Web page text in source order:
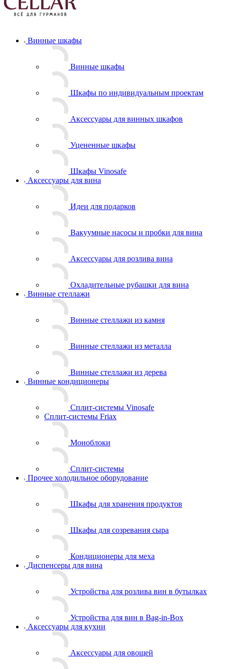
Винные шкафы
Винные шкафы
Шкафы по индивидуальным проектам
Аксессуары для винных шкафов
Уцененные шкафы
Шкафы Vinosafe
Аксессуары для вина
Идеи для подарков
Вакуумные насосы и пробки для вина
Аксессуары для розлива вина
Охладительные рубашки для вина
Винные стеллажи
Винные стеллажи из камня
Винные стеллажи из металла
Винные стеллажи из дерева
Винные кондиционеры
Сплит-системы Vinosafe
Сплит-системы Friax
Моноблоки
Сплит-системы
Прочее холодильное оборудование
Шкафы для хранения продуктов
Шкафы для созревания сыра
Кондиционеры для меха
Диспенсеры для вина
Устройства для розлива вин в бутылках
Устройства для вин в Bag-in-Box
Аксессуары для кухни
Аксессуары для овощей